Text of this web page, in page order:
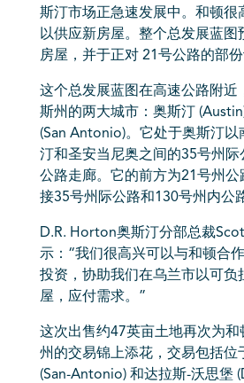
斯汀市场正急速发展中。和顿很
以供应新房屋。整个总发展蓝图
房屋，并于正对 21号公路的部份
这个总发展蓝图在高速公路附近
斯州的两大城市： 奥斯汀
(San Antonio)。它处于奥斯汀
汀和圣安当尼奥之间的35号州际
公路走廊。它的前方为21号州
接35号州际公路和130号州内公
D.R. Horton奥斯汀分部总裁
示：“我们很高兴可以与和顿合
投资，协助我们在乌兰市以可负
屋，应付需求。”
这次出售约47英亩土地再次为
州的交易锦上添花，交易包括位
(San-Antonio) 和达拉斯-沃思堡